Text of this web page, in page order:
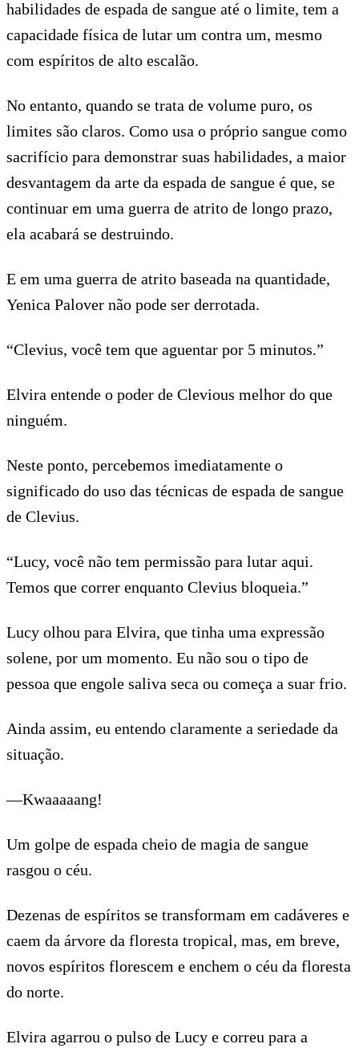
habilidades de espada de sangue até o limite, tem a
capacidade física de lutar um contra um, mesmo
com espíritos de alto escalão.
No entanto, quando se trata de volume puro, os
limites são claros. Como usa o próprio sangue como
sacrifício para demonstrar suas habilidades, a maior
desvantagem da arte da espada de sangue é que, se
continuar em uma guerra de atrito de longo prazo,
ela acabará se destruindo.
E em uma guerra de atrito baseada na quantidade,
Yenica Palover não pode ser derrotada.
“Clevius, você tem que aguentar por 5 minutos.”
Elvira entende o poder de Clevious melhor do que
ninguém.
Neste ponto, percebemos imediatamente o
significado do uso das técnicas de espada de sangue
de Clevius.
“Lucy, você não tem permissão para lutar aqui.
Temos que correr enquanto Clevius bloqueia.”
Lucy olhou para Elvira, que tinha uma expressão
solene, por um momento. Eu não sou o tipo de
pessoa que engole saliva seca ou começa a suar frio.
Ainda assim, eu entendo claramente a seriedade da
situação.
—Kwaaaaang!
Um golpe de espada cheio de magia de sangue
rasgou o céu.
Dezenas de espíritos se transformam em cadáveres e
caem da árvore da floresta tropical, mas, em breve,
novos espíritos florescem e enchem o céu da floresta
do norte.
Elvira agarrou o pulso de Lucy e correu para a